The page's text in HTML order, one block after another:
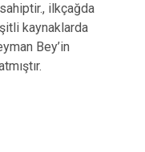
ilkçağda
kaynaklarda
Bey’in